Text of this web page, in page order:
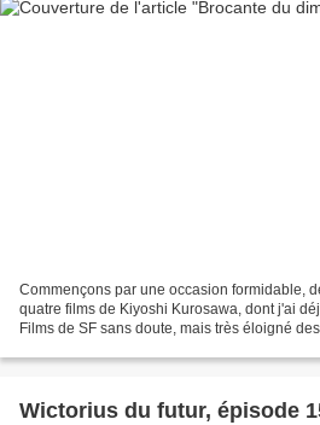
Commençons par une occasion formidable,
quatre films de Kiyoshi Kurosawa, dont j'ai
Films de SF sans doute, mais très éloigné
Wictorius du futur, épisode